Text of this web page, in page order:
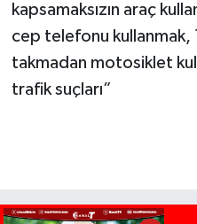
kapsamaksızın araç
cep telefonu kullanmak,
takmadan motosiklet
trafik suçları”